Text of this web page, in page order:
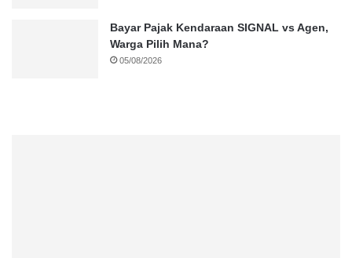
Bayar Pajak Kendaraan SIGNAL vs Agen,
Warga Pilih Mana?
05/08/2026